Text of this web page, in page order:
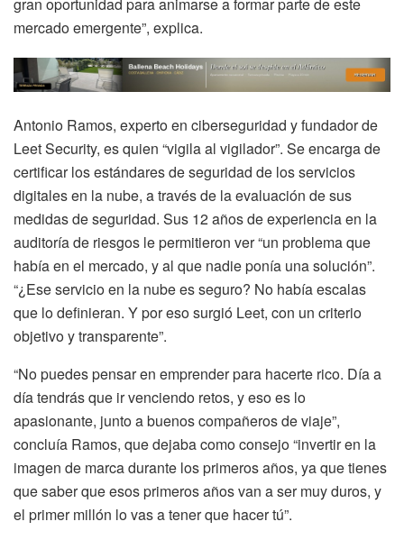
gran oportunidad para animarse a formar parte de este
mercado emergente”, explica.
Antonio Ramos, experto en ciberseguridad y fundador de
Leet Security, es quien “vigila al vigilador”. Se encarga de
certificar los estándares de seguridad de los servicios
digitales en la nube, a través de la evaluación de sus
medidas de seguridad. Sus 12 años de experiencia en la
auditoría de riesgos le permitieron ver “un problema que
había en el mercado, y al que nadie ponía una solución”.
“¿Ese servicio en la nube es seguro? No había escalas
que lo definieran. Y por eso surgió Leet, con un criterio
objetivo y transparente”.
“No puedes pensar en emprender para hacerte rico. Día a
día tendrás que ir venciendo retos, y eso es lo
apasionante, junto a buenos compañeros de viaje”,
concluía Ramos, que dejaba como consejo “invertir en la
imagen de marca durante los primeros años, ya que tienes
que saber que esos primeros años van a ser muy duros, y
el primer millón lo vas a tener que hacer tú”.